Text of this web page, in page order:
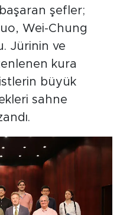
başaran şefler;
Wei-Chung
Jürinin ve
kura
büyük
sahne